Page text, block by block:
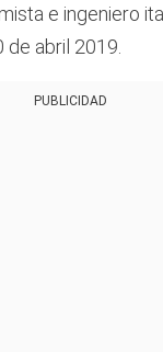
e ingeniero
abril 2019.
PUBLICIDAD